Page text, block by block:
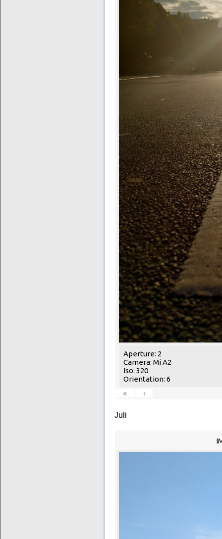
Aperture: 2
Camera: Mi A2
Iso: 320
Orientation: 6
«
‹
Juli